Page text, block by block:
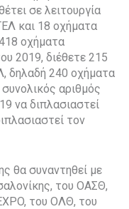
σε λειτουργία
και 18 οχήματα
οχήματα
2019, διέθετε 215
δηλαδή 240 οχήματα
αριθμός
να διπλασιαστεί
τον
θα συναντηθεί με
του ΟΑΣΘ,
του ΟΛΘ, του